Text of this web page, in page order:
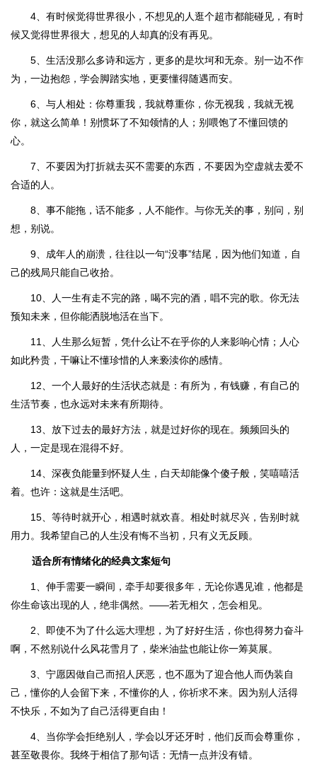
4、有时候觉得世界很小，不想见的人逛个超市都能碰见，有时
候又觉得世界很大，想见的人却真的没有再见。
5、生活没那么多诗和远方，更多的是坎坷和无奈。别一边不作
为，一边抱怨，学会脚踏实地，更要懂得随遇而安。
6、与人相处：你尊重我，我就尊重你，你无视我，我就无视
你，就这么简单！别惯坏了不知领情的人；别喂饱了不懂回馈的
心。
7、不要因为打折就去买不需要的东西，不要因为空虚就去爱不
合适的人。
8、事不能拖，话不能多，人不能作。与你无关的事，别问，别
想，别说。
9、成年人的崩溃，往往以一句“没事”结尾，因为他们知道，自
己的残局只能自己收拾。
10、人一生有走不完的路，喝不完的酒，唱不完的歌。你无法
预知未来，但你能洒脱地活在当下。
11、人生那么短暂，凭什么让不在乎你的人来影响心情；人心
如此矜贵，干嘛让不懂珍惜的人来亵渎你的感情。
12、一个人最好的生活状态就是：有所为，有钱赚，有自己的
生活节奏，也永远对未来有所期待。
13、放下过去的最好方法，就是过好你的现在。频频回头的
人，一定是现在混得不好。
14、深夜负能量到怀疑人生，白天却能像个傻子般，笑嘻嘻活
着。也许：这就是生活吧。
15、等待时就开心，相遇时就欢喜。相处时就尽兴，告别时就
用力。我希望自己的人生没有悔不当初，只有义无反顾。
适合所有情绪化的经典文案短句
1、伸手需要一瞬间，牵手却要很多年，无论你遇见谁，他都是
你生命该出现的人，绝非偶然。——若无相欠，怎会相见。
2、即使不为了什么远大理想，为了好好生活，你也得努力奋斗
啊，不然别说什么风花雪月了，柴米油盐也能让你一筹莫展。
3、宁愿因做自己而招人厌恶，也不愿为了迎合他人而伪装自
己，懂你的人会留下来，不懂你的人，你祈求不来。因为别人活得
不快乐，不如为了自己活得更自由！
4、当你学会拒绝别人，学会以牙还牙时，他们反而会尊重你，
甚至敬畏你。我终于相信了那句话：无情一点并没有错。